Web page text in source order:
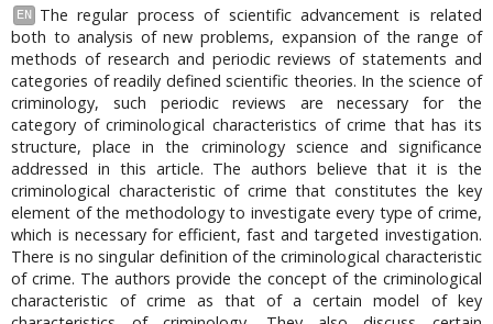
EN
The regular process of scientific advancement is related
both to analysis of new problems, expansion of the range of
methods of research and periodic reviews of statements and
categories of readily defined scientific theories. In the science of
criminology, such periodic reviews are necessary for the
category of criminological characteristics of crime that has its
structure, place in the criminology science and significance
addressed in this article. The authors believe that it is the
criminological characteristic of crime that constitutes the key
element of the methodology to investigate every type of crime,
which is necessary for efficient, fast and targeted investigation.
There is no singular definition of the criminological characteristic
of crime. The authors provide the concept of the criminological
characteristic of crime as that of a certain model of key